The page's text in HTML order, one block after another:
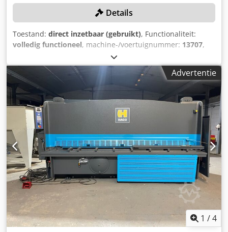
Details
Toestand: direct inzetbaar (gebruikt), Functionaliteit:
volledig functioneel, machine-/voertuignummer: 13707,
, plaatdikte (max.):
vermogen:11 kW (14,96 pk), totaalgewicht:17.500 kg,
keeltdiepte:60 mm, Geen minimumprijs – gegarandeerde
verkoop tegen het hoogste bod! TECHNISCHE GEGEVENS
Crsdpfezk Dzdox Alxsf Maximale plaatdikte: 6 mm
Maximale werklengte: 6.200 mm Oversteek: 60 mm
Aanslagdiepte: 1.000 mm MACHINEGEGEVENS Vermogen:
11,0 kW Besturing: Conventioneel Besturingsfabrikant: Elgo
Aandrijving: Hydraulisch Afmetingen en gewicht Totale
lengte: 6.400 mm Gewicht: 17.500 kg UITRUSTING
Documentatie Plaatsteun: Pneumatisch Hoekverstelling:
Elektrisch Aanslagtype: Elektrisch
Advertentie
1 /4